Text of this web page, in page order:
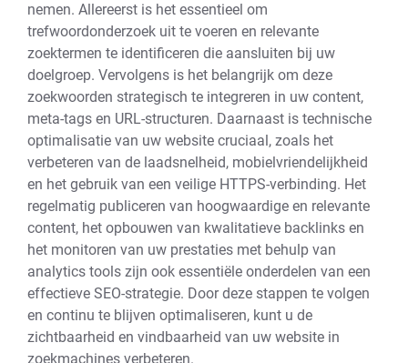
nemen. Allereerst is het essentieel om
trefwoordonderzoek uit te voeren en relevante
zoektermen te identificeren die aansluiten bij uw
doelgroep. Vervolgens is het belangrijk om deze
zoekwoorden strategisch te integreren in uw content,
meta-tags en URL-structuren. Daarnaast is technische
optimalisatie van uw website cruciaal, zoals het
verbeteren van de laadsnelheid, mobielvriendelijkheid
en het gebruik van een veilige HTTPS-verbinding. Het
regelmatig publiceren van hoogwaardige en relevante
content, het opbouwen van kwalitatieve backlinks en
het monitoren van uw prestaties met behulp van
analytics tools zijn ook essentiële onderdelen van een
effectieve SEO-strategie. Door deze stappen te volgen
en continu te blijven optimaliseren, kunt u de
zichtbaarheid en vindbaarheid van uw website in
zoekmachines verbeteren.